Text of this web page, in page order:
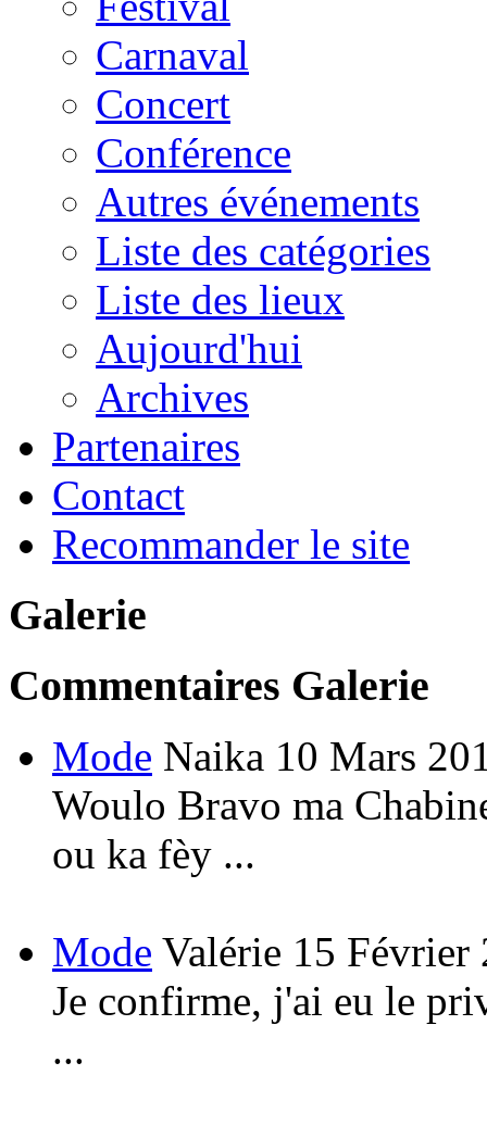
Carnaval
Concert
Conférence
Autres événements
Liste des catégories
Liste des lieux
Aujourd'hui
Archives
Partenaires
Contact
Recommander le site
Galerie
Commentaires Galerie
Mode Naika 10 Mars
Woulo Bravo ma
ou ka fèy ...
Mode Valérie 15 Février
Je confirme, j'ai eu le
...